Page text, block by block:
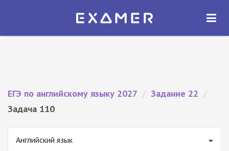
Экзамер — ЕГЭ 2027
ОТКРЫТЬ
ЕГЭ по английскому языку 2027 / Задание 22 /
Задача 110
Английский язык